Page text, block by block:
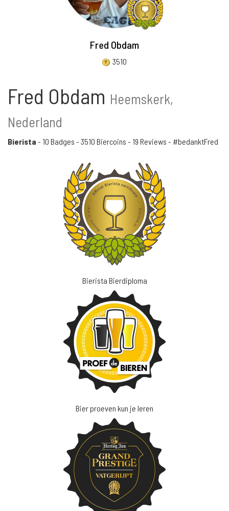
Fred Obdam
3510
Fred Obdam Heemskerk,
Nederland
Bierista - 10 Badges - 3510 Biercoins - 19 Reviews - #bedanktFred
Bierista Bierdiploma
Bier proeven kun je leren